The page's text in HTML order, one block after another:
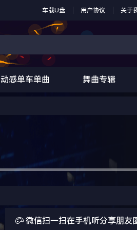
车载U盘 用户协议 关于
动感单车单曲 舞曲专辑
微信扫一扫在手机听分享朋友